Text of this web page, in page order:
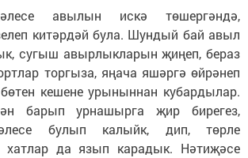
авылын искә төшергәндә,
китәрдәй була. Шундый бай авыл
сугыш авырлыкларын җиңеп, бераз
торгыза, яңача яшәргә өйрәнеп
кешене урыныннан кубардылар.
барып урнашырга җир бирегез,
булып калыйк, дип, төрле
хатлар да язып карадык. Нәтиҗәсе